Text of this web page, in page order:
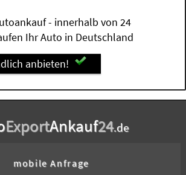
- innerhalb von 24
Ihr Auto in Deutschland
anbieten!
ExportAnkauf24.de
mobile Anfrage